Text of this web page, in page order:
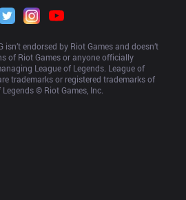
isn’t endorsed by Riot Games and doesn’t
of Riot Games or anyone officially
League of Legends. League of
trademarks or registered trademarks of
© Riot Games, Inc.